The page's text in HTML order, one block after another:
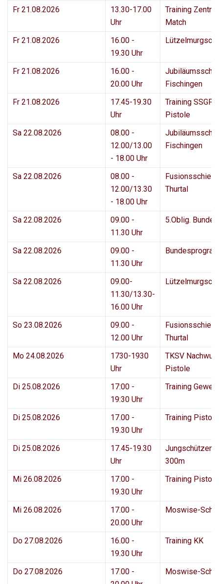
Fr 21.08.2026
13.30-17.00
Uhr
Training
Match
Fr 21.08.2026
16.00 -
19.30 Uhr
Fr 21.08.2026
16.00 -
20.00 Uhr
Fischingen
Fr 21.08.2026
17.45-19.30
Uhr
Training SSGF
Pistole
Sa 22.08.2026
08.00 -
12.00/13.00
- 18.00 Uhr
Fischingen
Sa 22.08.2026
08.00 -
12.00/13.30
- 18.00 Uhr
Thurtal
Sa 22.08.2026
09.00 -
11.30 Uhr
5.Oblig.
Sa 22.08.2026
09.00 -
11.30 Uhr
Sa 22.08.2026
09.00-
11.30/13.30-
16.00 Uhr
So 23.08.2026
09.00 -
12.00 Uhr
Thurtal
Mo 24.08.2026
1730-1930
Uhr
TKSV
Pistole
Di 25.08.2026
17:00 -
19:30 Uhr
Training
Di 25.08.2026
17.00 -
19.30 Uhr
Training
Di 25.08.2026
17.45-19.30
Uhr
300m
Mi 26.08.2026
17.00 -
19.30 Uhr
Training
Mi 26.08.2026
17.00 -
20.00 Uhr
Moswise-
Do 27.08.2026
16.00 -
19.30 Uhr
Training KK
Do 27.08.2026
17.00 -
Moswise-